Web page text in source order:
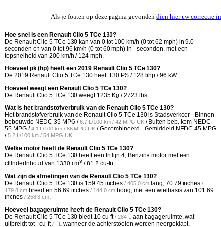
Als je fouten op deze pagina gevonden dien hier uw correctie in
Hoe snel is een Renault Clio 5 TCe 130?
De Renault Clio 5 TCe 130 kan van 0 tot 100 km/h (0 tot 62 mph) in 9.0
seconden en van 0 tot 96 km/h (0 tot 60 mph) in - seconden, met een
topsnelheid van 200 km/h / 124 mph.
Hoeveel pk (hp) heeft een 2019 Renault Clio 5 TCe 130?
De 2019 Renault Clio 5 TCe 130 heeft 130 PS / 128 bhp / 96 kW.
Hoeveel weegt een Renault Clio 5 TCe 130?
De Renault Clio 5 TCe 130 weegt 1235 Kg / 2723 lbs.
Wat is het brandstofverbruik van de Renault Clio 5 TCe 130?
Het brandstofverbruik van de Renault Clio 5 TCe 130 is Stadsverkeer - Binnen
bebouwde NEDC 35 MPG /6.7 L/100 km / 42 MPG UK / Buiten beb. kom NEDC
55 MPG /4.3 L/100 km / 66 MPG UK / Gecombineerd - Gemiddeld NEDC 45 MPG
/5.2 L/100 km / 54 MPG UK
Welke motor heeft de Renault Clio 5 TCe 130?
De Renault Clio 5 TCe 130 heeft een In lijn 4, Benzine motor met een
cilinderinhoud van 1330 cm3 / 81.2 cu-in.
Wat zijn de afmetingen van de Renault Clio 5 TCe 130?
De Renault Clio 5 TCe 130 is 159.45 inches / 405.0 cm lang, 70.79 inches /
179.8 cm breed en 56.69 inches / 144.0 cm hoog, met een wielbasis van 101.69
inches / 258.3 cm
Hoeveel bagageruimte heeft de Renault Clio 5 TCe 130?
De Renault Clio 5 TCe 130 biedt 10 cu-ft / 284 L aan bagageruimte, wat
uitbreidt tot- cu-ft / - L wanneer de achterstoelen worden neergeklapt.